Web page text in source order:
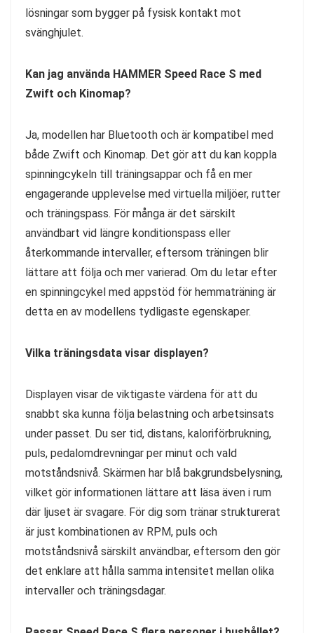
lösningar som bygger på fysisk kontakt mot
svänghjulet.
Kan jag använda HAMMER Speed Race S med
Zwift och Kinomap?
Ja, modellen har Bluetooth och är kompatibel med
både Zwift och Kinomap. Det gör att du kan koppla
spinningcykeln till träningsappar och få en mer
engagerande upplevelse med virtuella miljöer, rutter
och träningspass. För många är det särskilt
användbart vid längre konditionspass eller
återkommande intervaller, eftersom träningen blir
lättare att följa och mer varierad. Om du letar efter
en spinningcykel med appstöd för hemmaträning är
detta en av modellens tydligaste egenskaper.
Vilka träningsdata visar displayen?
Displayen visar de viktigaste värdena för att du
snabbt ska kunna följa belastning och arbetsinsats
under passet. Du ser tid, distans, kaloriförbrukning,
puls, pedalomdrevningar per minut och vald
motståndsnivå. Skärmen har blå bakgrundsbelysning,
vilket gör informationen lättare att läsa även i rum
där ljuset är svagare. För dig som tränar strukturerat
är just kombinationen av RPM, puls och
motståndsnivå särskilt användbar, eftersom den gör
det enklare att hålla samma intensitet mellan olika
intervaller och träningsdagar.